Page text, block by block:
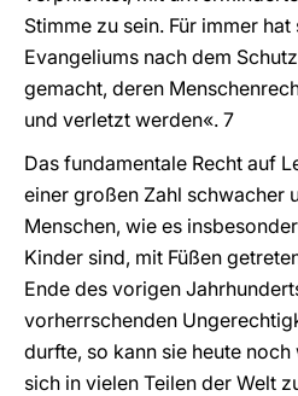
Stimme zu sein. Für immer
Evangeliums nach dem
gemacht, deren
und verletzt werden«. 7
Das fundamentale Recht auf
einer großen Zahl schwacher
Menschen, wie es
Kinder sind, mit Füßen
Ende des vorigen
vorherrschenden
durfte, so kann sie heute
sich in vielen Teilen der Welt